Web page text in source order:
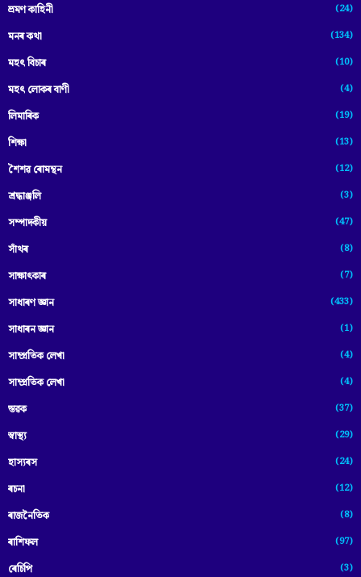
ভ্ৰমণ কাহিনী (24)
মনৰ কথা (134)
মহৎ বিচাৰ (10)
মহৎ লোকৰ বাণী (4)
লিমাৰিক (19)
শিক্ষা (13)
শৈশৱ ৰোমন্থন (12)
শ্ৰদ্ধাঞ্জলি (3)
সম্পাদকীয় (47)
সাঁথৰ (8)
সাক্ষাৎকাৰ (7)
সাধাৰণ জ্ঞান (433)
সাধাৰন জ্ঞান (1)
সাম্প্রতিক লেখা (4)
সাম্প্ৰতিক লেখা (4)
স্তৱক (37)
স্বাস্থ্য (29)
হাস্যৰস (24)
ৰচনা (12)
ৰাজনৈতিক (8)
ৰাশিফল (97)
ৰেচিপি (3)